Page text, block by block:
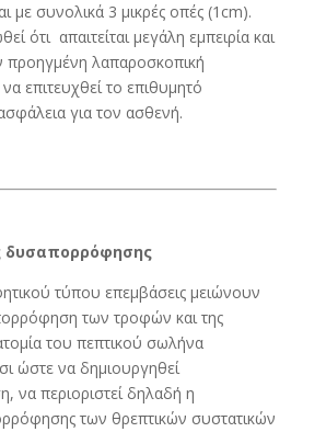
με συνολικά 3 μικρές οπές (1cm).
ότι απαιτείται μεγάλη εμπειρία και
προηγμένη λαπαροσκοπική
επιτευχθεί το επιθυμητό
για τον ασθενή.
δυσαπορρόφησης
τύπου επεμβάσεις μειώνουν
των τροφών και της
του πεπτικού σωλήνα
ώστε να δημιουργηθεί
να περιοριστεί δηλαδή η
των θρεπτικών συστατικών